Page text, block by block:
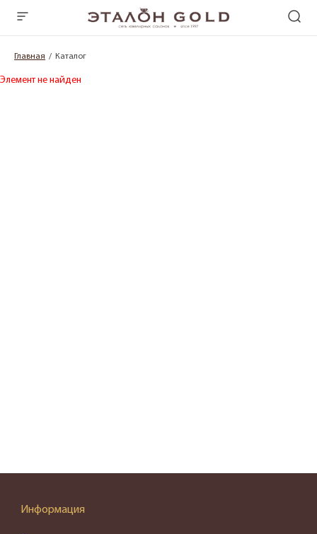
Главная Каталог
Элемент не найден
Информация